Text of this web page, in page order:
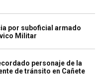
por suboficial armado
Militar
personaje de la
de tránsito en Cañete